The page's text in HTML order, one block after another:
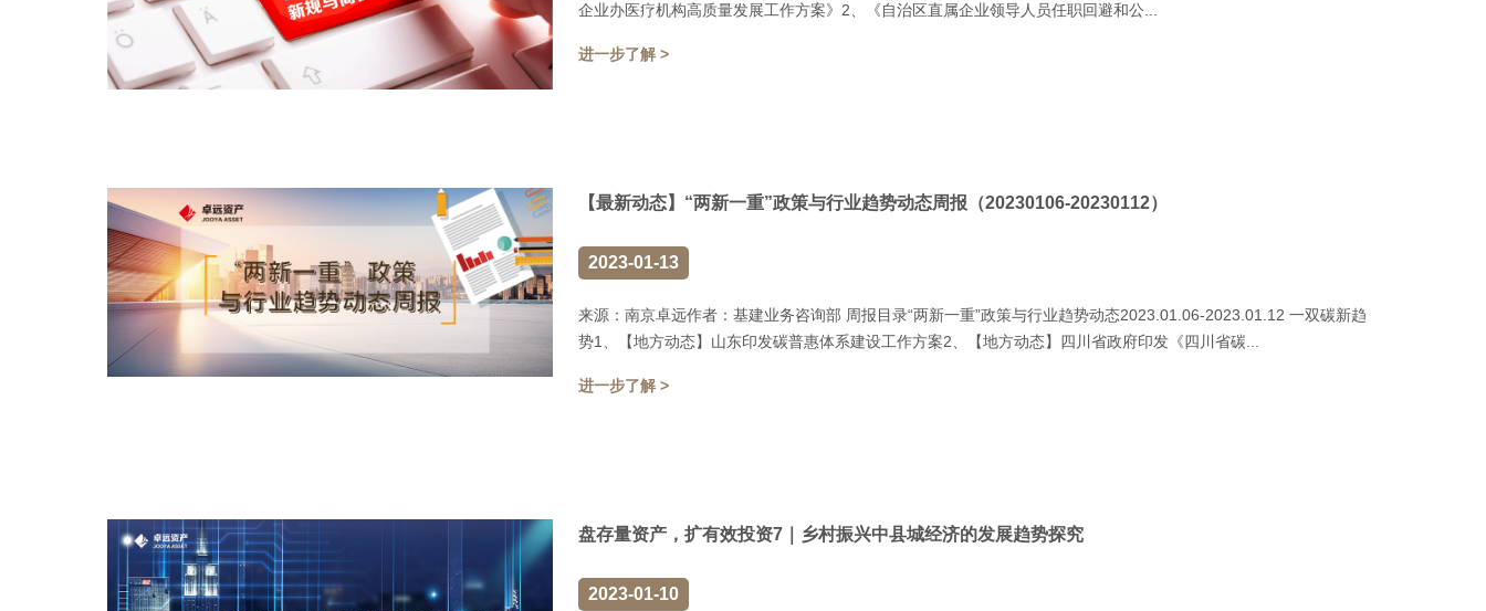
企业办医疗机构高质量发展工作方案》2、《自治区直属企业领导人员任职回避和公...
进一步了解 >
【最新动态】“两新一重”政策与行业趋势动态周报（20230106-20230112）
2023-01-13
来源：南京卓远作者：基建业务咨询部 周报目录“两新一重”政策与行业趋势动态2023.01.06-2023.01.12 一双碳新趋
势1、【地方动态】山东印发碳普惠体系建设工作方案2、【地方动态】四川省政府印发《四川省碳...
进一步了解 >
盘存量资产，扩有效投资7｜乡村振兴中县城经济的发展趋势探究
2023-01-10